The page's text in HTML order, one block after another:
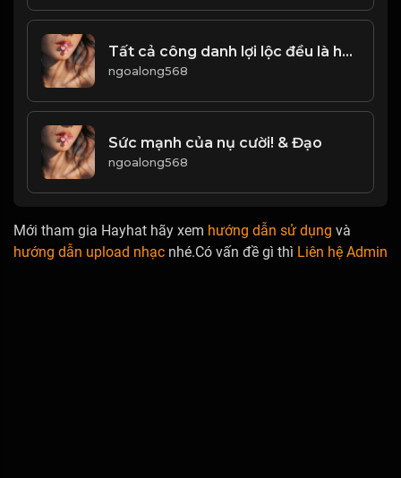
Tất cả công danh lợi lộc đều là hư ảo! & Đạo
ngoalong568
Sức mạnh của nụ cười! & Đạo
ngoalong568
Mới tham gia Hayhat hãy xem hướng dẫn sử dụng và
hướng dẫn upload nhạc nhé.Có vấn đề gì thì Liên hệ Admin